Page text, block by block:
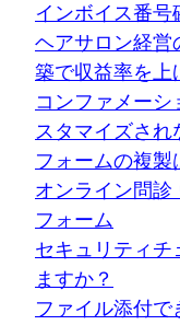
インボイス番号
ヘアサロン経営
築で収益率を上
コンファメーシ
スタマイズされ
フォームの複製
オンライン問診
フォーム
セキュリティチ
ますか？
ファイル添付で